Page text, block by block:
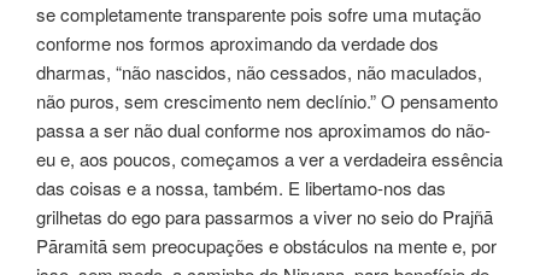
se completamente transparente pois sofre uma mutação
conforme nos formos aproximando da verdade dos
dharmas, “não nascidos, não cessados, não maculados,
não puros, sem crescimento nem declínio.” O pensamento
passa a ser não dual conforme nos aproximamos do não-
eu e, aos poucos, começamos a ver a verdadeira essência
das coisas e a nossa, também. E libertamo-nos das
grilhetas do ego para passarmos a viver no seio do Prajñā
Pāramitā sem preocupações e obstáculos na mente e, por